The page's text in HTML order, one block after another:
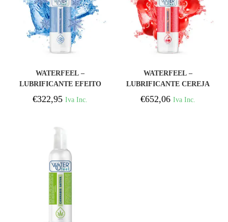
WATERFEEL –
LUBRIFICANTE EFEITO
FRIO 150 ML PACK 25
UNIDADES
€322,95 Iva Inc.
WATERFEEL –
LUBRIFICANTE CEREJA
175 ML PACK 50
UNIDADES
€652,06 Iva Inc.